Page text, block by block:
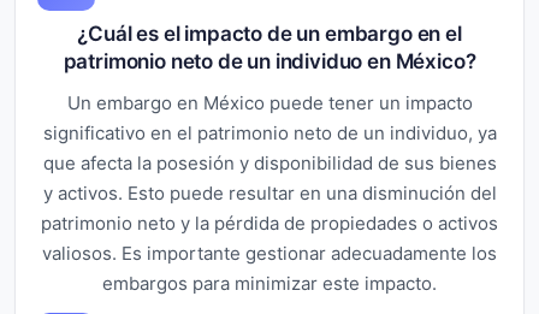
¿Cuál es el impacto de un embargo en el
patrimonio neto de un individuo en México?
Un embargo en México puede tener un impacto
significativo en el patrimonio neto de un individuo, ya
que afecta la posesión y disponibilidad de sus bienes
y activos. Esto puede resultar en una disminución del
patrimonio neto y la pérdida de propiedades o activos
valiosos. Es importante gestionar adecuadamente los
embargos para minimizar este impacto.